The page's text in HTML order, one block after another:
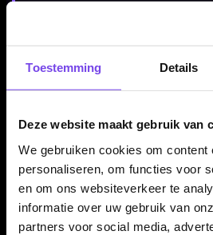
Toestemming Details
Deze website maakt gebruik van
We gebruiken cookies om content
personaliseren, om functies voor
en om ons websiteverkeer te
informatie over uw gebruik van
partners voor social media,
barrel, micro ring grip en een
Professionele steeltip dartpijlen
Deze Caliburn Wolfpack W5
Door de combinatie van 90%
compacte barrelprofiel is dit een set
met hun materiaal bezig zijn.